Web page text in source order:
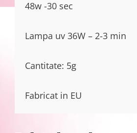
48w -30 sec
Lampa uv 36W – 2-3 min
Cantitate: 5g
Fabricat in EU